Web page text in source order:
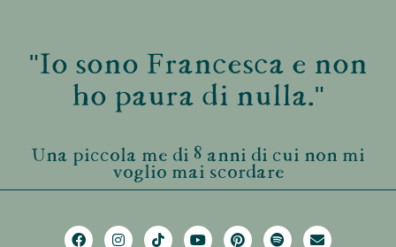
"Io sono Francesca e non
ho paura di nulla."
Una piccola me di 8 anni di cui non mi
voglio mai scordare